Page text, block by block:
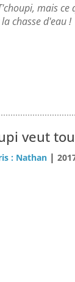
mais ce
chasse d'eau !
veut
: Nathan |